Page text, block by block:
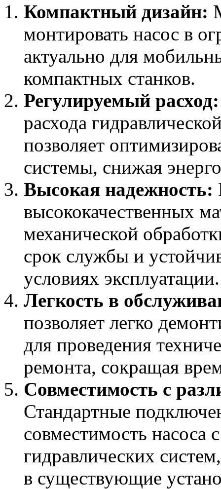
Компактный дизайн:
монтировать насос в
актуально для
компактных станков.
Регулируемый расход:
расхода
позволяет
системы, снижая
Высокая надежность:
высококачественных
механической
срок службы и
условиях эксплуатации.
Легкость в
позволяет легко
для проведения
ремонта, сокращая
Совместимость с
Стандартные
совместимость
гидравлических
в существующие